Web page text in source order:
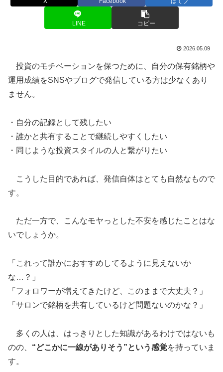
LINE コピー
2026.05.09
投資のモチベーションを保つために、自分の保有銘柄や
運用成績をSNSやブログで発信している方は少なくあり
ません。
・自分の記録として残したい
・誰かと共有することで継続しやすくしたい
・同じような投資スタイルの人と繋がりたい
こうした目的であれば、発信自体はとても自然なもので
す。
ただ一方で、こんなモヤっとした不安を感じたことはな
いでしょうか。
「これって誰かにおすすめしてるように見えないか
な…？」
「フォロワーが増えてきたけど、このままで大丈夫？」
「サロンで銘柄を共有しているけど問題ないのかな？」
多くの人は、はっきりとした知識があるわけではないも
のの、 “どこかに一線がありそう”という感覚を持っていま
す。